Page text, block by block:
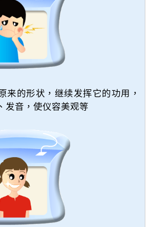
来的形状，继续发挥它的功用，
发音，使仪容美观等